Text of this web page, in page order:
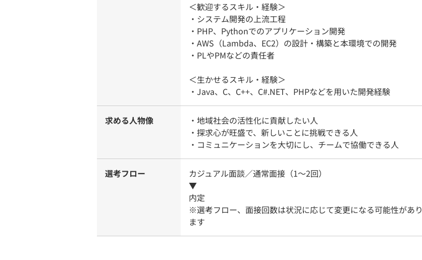
＜歓迎するスキル・経験＞
・システム開発の上流工程
・PHP、Pythonでのアプリケーション開発
・AWS（Lambda、EC2）の設計・構築と本環境での開発
・PLやPMなどの責任者
＜生かせるスキル・経験＞
・Java、C、C++、C#.NET、PHPなどを用いた開発経験
求める人物像
・地域社会の活性化に貢献したい人
・探求心が旺盛で、新しいことに挑戦できる人
・コミュニケーションを大切にし、チームで協働できる人
選考フロー
カジュアル面談／通常面接（1～2回）
▼
内定
※選考フロー、面接回数は状況に応じて変更になる可能性があり
ます